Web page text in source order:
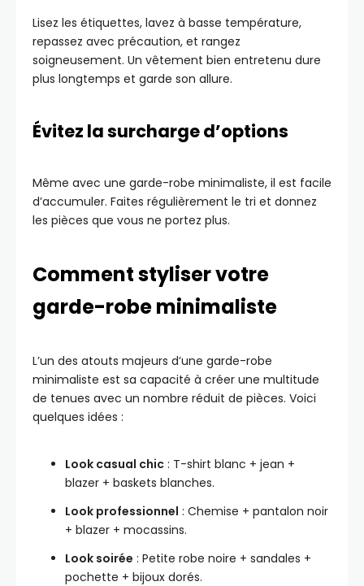
Lisez les étiquettes, lavez à basse température,
repassez avec précaution, et rangez
soigneusement. Un vêtement bien entretenu dure
plus longtemps et garde son allure.
Évitez la surcharge d’options
Même avec une garde-robe minimaliste, il est facile
d’accumuler. Faites régulièrement le tri et donnez
les pièces que vous ne portez plus.
Comment styliser votre
garde-robe minimaliste
L’un des atouts majeurs d’une garde-robe
minimaliste est sa capacité à créer une multitude
de tenues avec un nombre réduit de pièces. Voici
quelques idées :
Look casual chic : T-shirt blanc + jean +
blazer + baskets blanches.
Look professionnel : Chemise + pantalon noir
+ blazer + mocassins.
Look soirée : Petite robe noire + sandales +
pochette + bijoux dorés.